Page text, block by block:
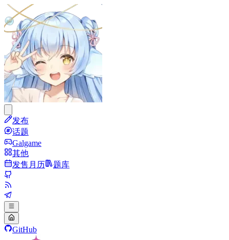
发布
话题
Galgame
其他
发售月历
题库
GitHub